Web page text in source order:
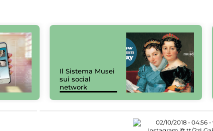
Il Sistema Musei
sui social
network